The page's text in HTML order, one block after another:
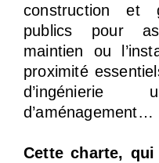
construction et
publics pour
maintien ou
proximité
d’ingénierie
d’aménagement…
Cette charte,